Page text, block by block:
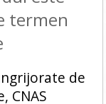
termen
de
CNAS